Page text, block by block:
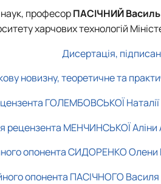
наук, професорПАСІЧНИЙ
харчових технологій
Дисертація,
новизну, теоретичне та
ГОЛЕМБОВСЬКОЇ
рецензента МЕНЧИНСЬКОЇ Аліни
опонента СИДОРЕНКО
опонента ПАСІЧНОГО